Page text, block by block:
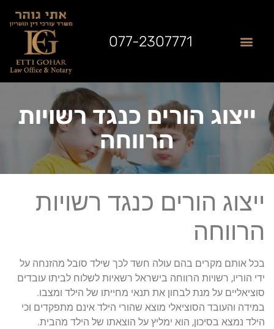
077-2307771
ייצוג הורים כנגד רשויות
הרווחה
ייצוג הורים כנגד רשויות
הרווחה
בכל אותם מקרים בהם עולה חשד לכך שילד סובל מהזנחה על
ידי הוריו, רשויות הרווחה בישראל רשאיות לשלוח לביתו עובדים
סוציאליים על מנת לבחון את תנאי מחייתו של הילד ומצבו.
במידה והעובד הסוציאלי מוצא שהורי הילד אינם מתפקדים וכי
הילד נמצא בסיכון, הוא ימליץ על הוצאתו של הילד מהבית.